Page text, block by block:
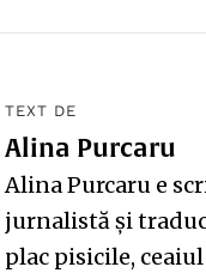
TEXT DE
Alina Purcaru
Alina Purcaru e
jurnalistă și
plac pisicile,